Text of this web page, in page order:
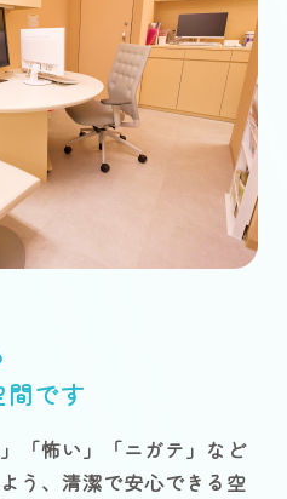
間です
「怖い」「ニガテ」など
う、清潔で安心できる空